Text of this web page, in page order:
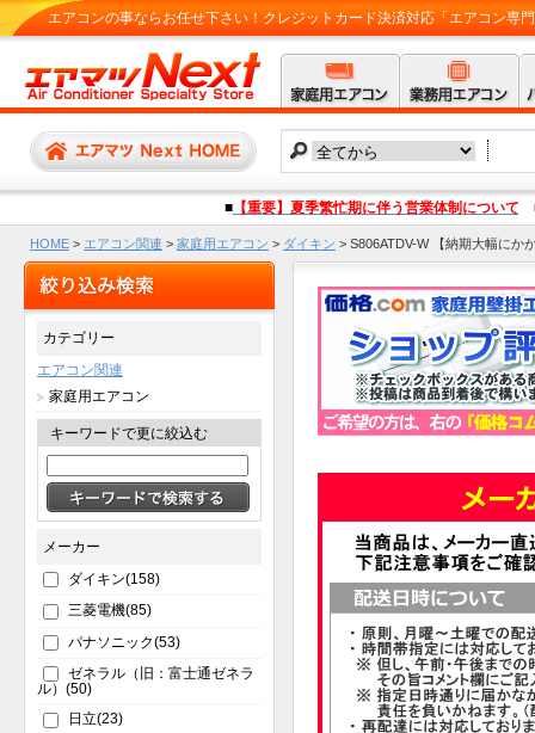
エアコンの事ならお任せ下さい！クレジットカード決済対応「エアコン専
■【重要】夏季繁忙期に伴う営業体制について
HOME > エアコン関連 > 家庭用エアコン > ダイキン > S806ATDV-W 【納期大幅にか
カテゴリー
エアコン関連
家庭用エアコン
キーワードで更に絞込む
メーカー
ダイキン(158)
三菱電機(85)
パナソニック(53)
ゼネラル（旧：富士通ゼネラ
ル）(50)
日立(23)